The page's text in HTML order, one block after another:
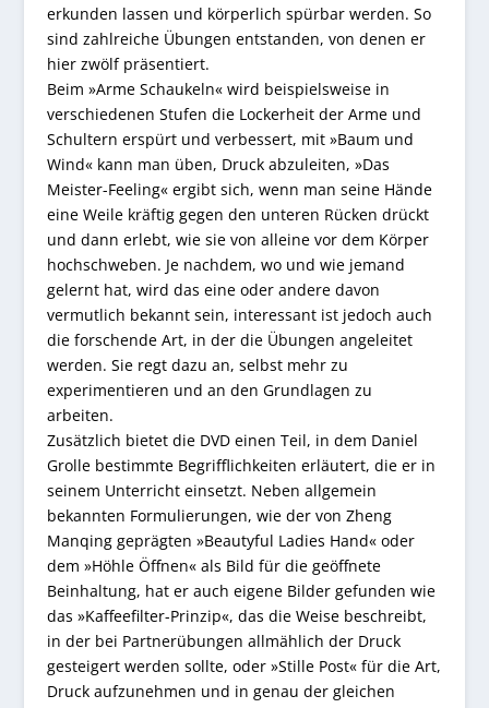
erkunden lassen und körperlich spürbar werden. So
sind zahlreiche Übungen entstanden, von denen er
hier zwölf präsentiert.
Beim »Arme Schaukeln« wird beispielsweise in
verschiedenen Stufen die Lockerheit der Arme und
Schultern erspürt und verbessert, mit »Baum und
Wind« kann man üben, Druck abzuleiten, »Das
Meister-Feeling« ergibt sich, wenn man seine Hände
eine Weile kräftig gegen den unteren Rücken drückt
und dann erlebt, wie sie von alleine vor dem Körper
hochschweben. Je nachdem, wo und wie jemand
gelernt hat, wird das eine oder andere davon
vermutlich bekannt sein, interessant ist jedoch auch
die forschende Art, in der die Übungen angeleitet
werden. Sie regt dazu an, selbst mehr zu
experimentieren und an den Grundlagen zu
arbeiten.
Zusätzlich bietet die DVD einen Teil, in dem Daniel
Grolle bestimmte Begrifflichkeiten erläutert, die er in
seinem Unterricht einsetzt. Neben allgemein
bekannten Formulierungen, wie der von Zheng
Manqing geprägten »Beautyful Ladies Hand« oder
dem »Höhle Öffnen« als Bild für die geöffnete
Beinhaltung, hat er auch eigene Bilder gefunden wie
das »Kaffeefilter-Prinzip«, das die Weise beschreibt,
in der bei Partnerübungen allmählich der Druck
gesteigert werden sollte, oder »Stille Post« für die Art,
Druck aufzunehmen und in genau der gleichen